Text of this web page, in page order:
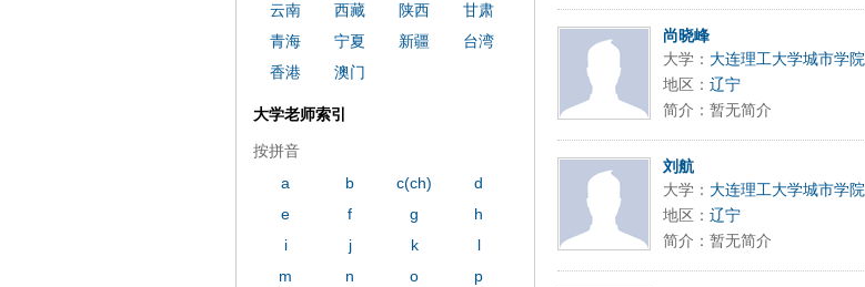
尚晓峰
大学： 大连理工大学城市学院
地区： 辽宁
简介：暂无简介
刘航
大学： 大连理工大学城市学院
地区： 辽宁
简介：暂无简介
云南
西藏 陕西
甘肃
青海
宁夏 新疆
台湾
香港
澳门
大学老师索引
按拼音
a
b c(ch)
d
e
f g
h
i
j k
l
m
n o
p